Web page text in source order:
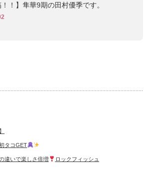
！！】隼華9期の田村優季です。
タコGET
違いで楽しさ倍増 ロックフィッシュ